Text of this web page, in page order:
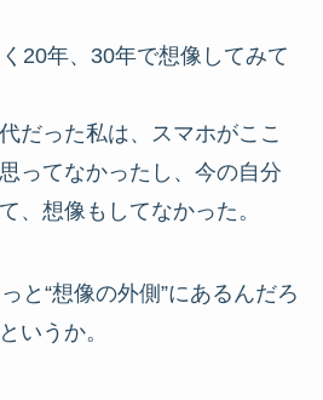
20年、30年で想像してみて
だった私は、スマホがここ
ってなかったし、今の自分
、想像もしてなかった。
と“想像の外側”にあるんだろ
いうか。